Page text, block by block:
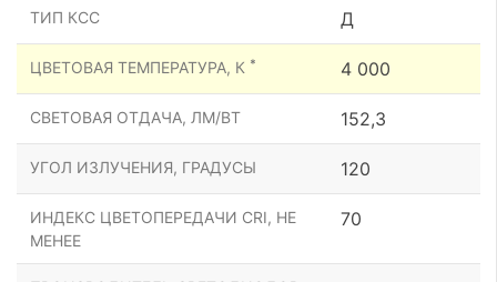
ТИП КСС Д
ЦВЕТОВАЯ ТЕМПЕРАТУРА, К * 4 000
СВЕТОВАЯ ОТДАЧА, ЛМ/ВТ 152,3
УГОЛ ИЗЛУЧЕНИЯ, ГРАДУСЫ 120
ИНДЕКС ЦВЕТОПЕРЕДАЧИ CRI, НЕ
МЕНЕЕ
70